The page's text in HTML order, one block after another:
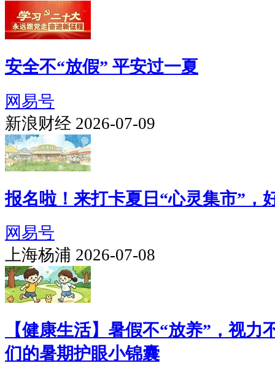
安全不“放假” 平安过一夏
网易号
新浪财经 2026-07-09
报名啦！来打卡夏日“心灵集市”，
网易号
上海杨浦 2026-07-08
【健康生活】暑假不“放养”，视
们的暑期护眼小锦囊